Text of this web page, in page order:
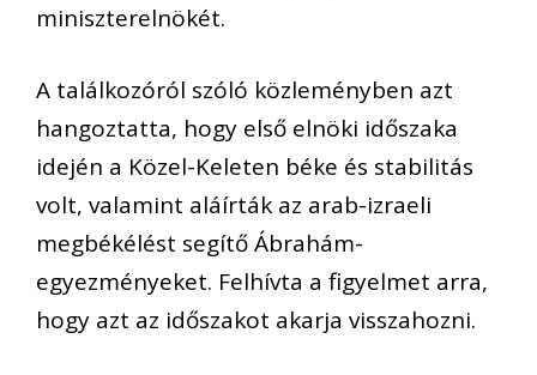
miniszterelnökét.
A találkozóról szóló közleményben azt
hangoztatta, hogy első elnöki időszaka
idején a Közel-Keleten béke és stabilitás
volt, valamint aláírták az arab-izraeli
megbékélést segítő Ábrahám-
egyezményeket. Felhívta a figyelmet arra,
hogy azt az időszakot akarja visszahozni.